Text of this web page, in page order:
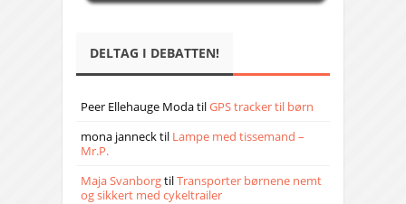
DELTAG I DEBATTEN!
Peer Ellehauge ModatilGPS tracker til børn
mona jannecktil Lampe med tissemand –
Mr.P.
Maja SvanborgtilTransporter børnene nemt
og sikkert med cykeltrailer